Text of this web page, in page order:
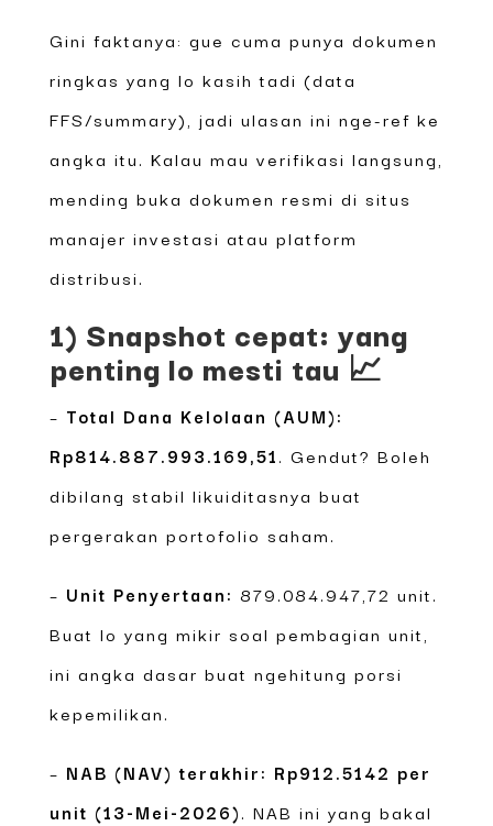
Gini faktanya: gue cuma punya dokumen
ringkas yang lo kasih tadi (data
FFS/summary), jadi ulasan ini nge-ref ke
angka itu. Kalau mau verifikasi langsung,
mending buka dokumen resmi di situs
manajer investasi atau platform
distribusi.
1) Snapshot cepat: yang
penting lo mesti tau 📈
– Total Dana Kelolaan (AUM):
Rp814.887.993.169,51. Gendut? Boleh
dibilang stabil likuiditasnya buat
pergerakan portofolio saham.
– Unit Penyertaan: 879.084.947,72 unit.
Buat lo yang mikir soal pembagian unit,
ini angka dasar buat ngehitung porsi
kepemilikan.
– NAB (NAV) terakhir: Rp912.5142 per
unit (13-Mei-2026). NAB ini yang bakal